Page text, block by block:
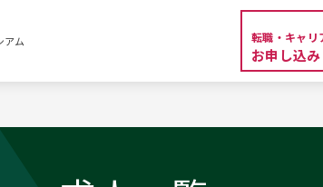
アム 転職・キャリ
お申し込み